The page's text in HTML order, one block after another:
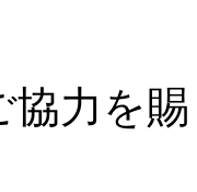
協力を